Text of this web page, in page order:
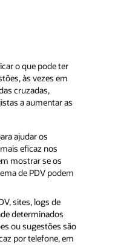
o que pode ter
às vezes em
cruzadas,
a aumentar as
ajudar os
eficaz nos
mostrar se os
de PDV podem
sites, logs de
determinados
ou sugestões são
por telefone, em